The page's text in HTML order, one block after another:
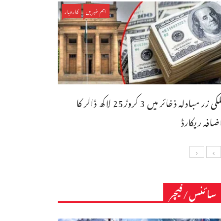
اہم خبریں کاروبار
ملکی زر مبادلہ ذخائر میں 3 کروڑ25 لاکھ ڈالر کا
ریکارڈ
سائنس/فیچر